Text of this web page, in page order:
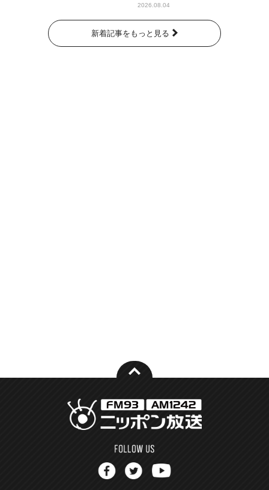
なたに伝えたいこと」
2026.08.04
新着記事をもっと見る